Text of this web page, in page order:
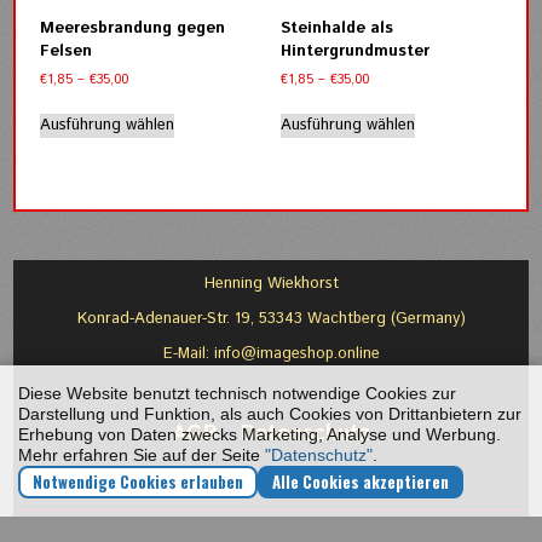
Produktseite
gewählt
Meeresbrandung gegen
Felsen
€1,85 –€35,00Preisspanne:
bis
€35,00
Ausführung wählen
Dieses
Produkt
Varianten
Optionen
auf
der
gewählt
werden
Steinhalde als
Hintergrundmuster
€1,85 – €35,00Preisspanne:
bis
€35,00
Ausführung wählen
Dieses
Produkt
Varianten
auf
gewählt
werden
Henning Wiekhorst
Konrad-Adenauer-Str. 19, 53343 Wachtberg (Germany)
E-Mail: info@imageshop.online
AGB-Datenschutz
Diese Website benutzt technisch notwendige Cookies zur
Darstellung und Funktion, als auch Cookies von Drittanbietern zur
Erhebung von Daten zwecks Marketing, Analyse und Werbung.
Mehr erfahren Sie auf der Seite "Datenschutz"
Notwendige Cookies erlauben Alle Cookies akzeptieren